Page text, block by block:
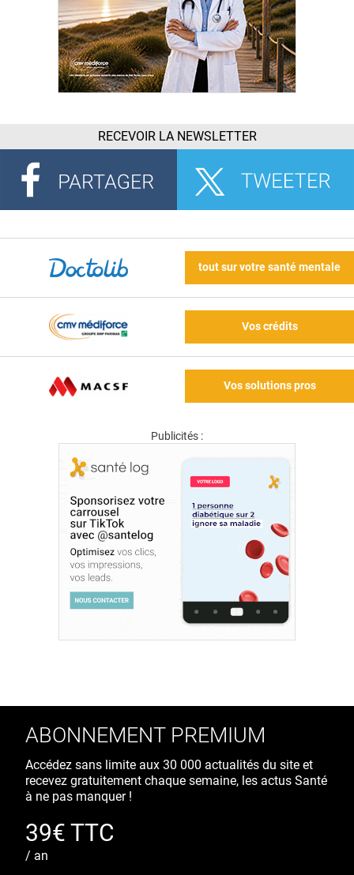
RECEVOIR LA NEWSLETTER
tout sur votre santé mentale
Vos crédits
Vos solutions pros
Publicités :
ABONNEMENT PREMIUM
Accédez sans limite aux 30 000 actualités du site et
recevez gratuitement chaque semaine, les actus Santé
à ne pas manquer !
39€ TTC
/ an